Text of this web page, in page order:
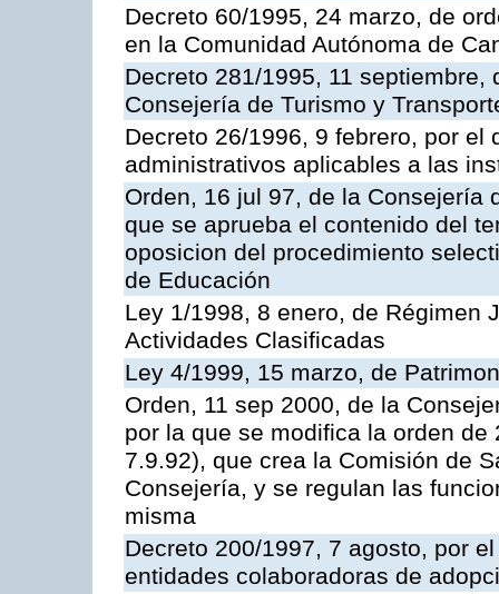
Decreto 60/1995, 24 marzo, de
en la Comunidad Autónoma de
Decreto 281/1995, 11
Consejería de Turismo y
Decreto 26/1996, 9 febrero, por
administrativos aplicables a las
Orden, 16 jul 97, de la Consejería
que se aprueba el contenido del
oposicion del procedimiento
de Educación
Ley 1/1998, 8 enero, de Régimen
Actividades Clasificadas
Ley 4/1999, 15 marzo, de
Orden, 11 sep 2000, de la
por la que se modifica la orden
7.9.92), que crea la Comisión de
Consejería, y se regulan las
misma
Decreto 200/1997, 7 agosto, por
entidades colaboradoras de